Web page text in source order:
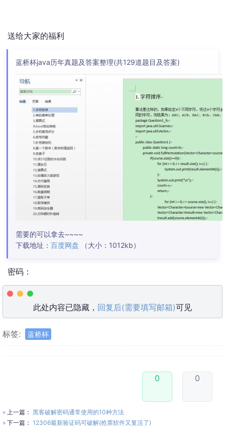
送给大家的福利
蓝桥杯java历年真题及答案整理(共129道题目及答案)
需要的可以拿去~~~~
下载地址： 百度网盘 （大小：1012kb）
密码：
此处内容已隐藏， 回复后(需要填写邮箱)可见
标签: 蓝桥杯
0 0
« 上一篇： 黑客破解密码通常使用的10种方法
» 下一篇： 12306最新验证码可破解(抢票软件又复活了)